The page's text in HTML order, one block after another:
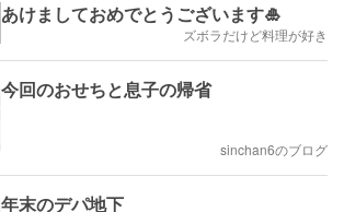
あけましておめでとうございます🎍
ズボラだけど料理が好き
今回のおせちと息子の帰省
sinchan6のブログ
年末のデパ地下